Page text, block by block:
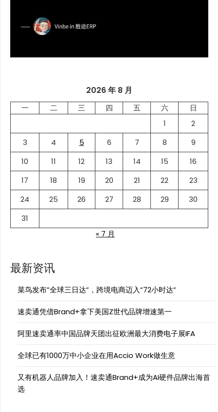
2026 年 8 月
一 二 三 四 五 六
日
1
2
3
4 5 6 7 8
9
10
11 12 13 14 15
16
17
18 19 20 21 22
23
24
25 26 27 28 29
30
31
« 7 月
最新资讯
菜鸟发布”全球三日达”，跨境电商迈入”72小时达”
速卖通凭借Brand+拿下美国Z世代品牌增速第一
阿里速卖通率中国品牌天团出征欧洲最大消费电子展IFA
全球已有1000万中小企业在用Accio Work做生意
又有机器人品牌加入！速卖通Brand+成为AI硬件品牌出海首
选